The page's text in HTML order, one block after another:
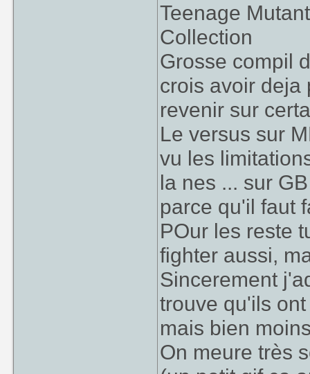
Teenage
Collection
Grosse compil
crois avoir deja
revenir sur
Le versus sur
vu les
la nes ... sur
parce qu'il faut
POur les reste
fighter aussi,
Sincerement
trouve qu'ils
mais bien
On meure très